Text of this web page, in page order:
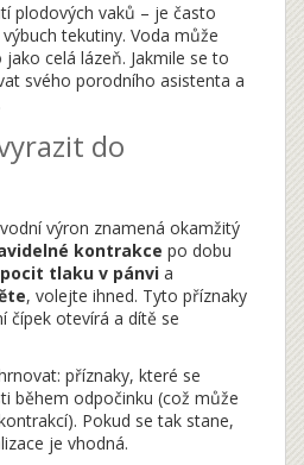
plodových vaků – je často
tekutiny. Voda může
celá lázeň. Jakmile se to
svého porodního asistenta a
do
výron znamená okamžitý
kontrakce po dobu
pocit tlaku v pánvi a
, volejte ihned. Tyto příznaky
čípek otevírá a dítě se
příznaky, které se
během odpočinku (což může
Pokud se tak stane,
je vhodná.